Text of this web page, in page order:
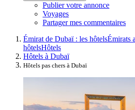
Publier votre annonce
Voyages
Partager mes commentaires
Émirat de Dubaï : les hôtelsÉmirats
hôtelsHôtels
Hôtels à Dubaï
Hôtels pas chers à Dubaï